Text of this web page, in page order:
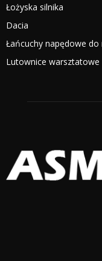
Łożyska silnika
Dacia
Łańcuchy napędowe
Lutownice warsztatowe